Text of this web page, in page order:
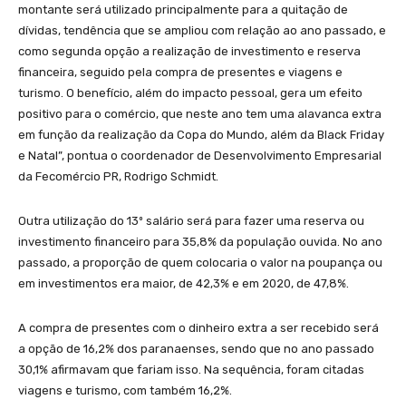
montante será utilizado principalmente para a quitação de
dívidas, tendência que se ampliou com relação ao ano passado, e
como segunda opção a realização de investimento e reserva
financeira, seguido pela compra de presentes e viagens e
turismo. O benefício, além do impacto pessoal, gera um efeito
positivo para o comércio, que neste ano tem uma alavanca extra
em função da realização da Copa do Mundo, além da Black Friday
e Natal”, pontua o coordenador de Desenvolvimento Empresarial
da Fecomércio PR, Rodrigo Schmidt.
Outra utilização do 13º salário será para fazer uma reserva ou
investimento financeiro para 35,8% da população ouvida. No ano
passado, a proporção de quem colocaria o valor na poupança ou
em investimentos era maior, de 42,3% e em 2020, de 47,8%.
A compra de presentes com o dinheiro extra a ser recebido será
a opção de 16,2% dos paranaenses, sendo que no ano passado
30,1% afirmavam que fariam isso. Na sequência, foram citadas
viagens e turismo, com também 16,2%.